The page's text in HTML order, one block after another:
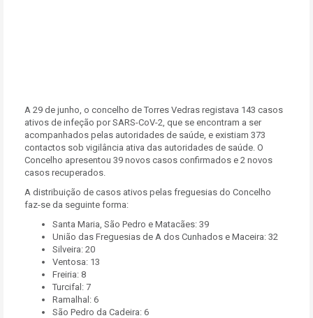
A 29 de junho, o concelho de Torres Vedras registava 143 casos
ativos de infeção por SARS-CoV-2, que se encontram a ser
acompanhados pelas autoridades de saúde, e existiam 373
contactos sob vigilância ativa das autoridades de saúde. O
Concelho apresentou 39 novos casos confirmados e 2 novos
casos recuperados.
A distribuição de casos ativos pelas freguesias do Concelho
faz-se da seguinte forma:
Santa Maria, São Pedro e Matacães: 39
União das Freguesias de A dos Cunhados e Maceira: 32
Silveira: 20
Ventosa: 13
Freiria: 8
Turcifal: 7
Ramalhal: 6
São Pedro da Cadeira: 6